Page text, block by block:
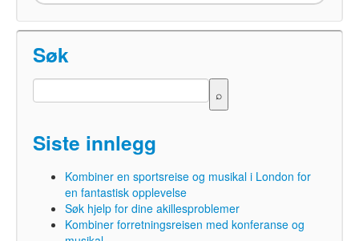
Søk
Siste innlegg
Kombiner en sportsreise og musikal i London for
en fantastisk opplevelse
Søk hjelp for dine akillesproblemer
Kombiner forretningsreisen med konferanse og